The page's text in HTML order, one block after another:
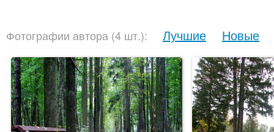
Фотографии автора (4 шт.): Лучшие Новые